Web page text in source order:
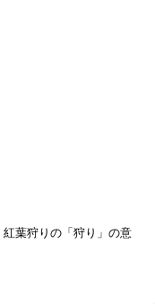
紅葉狩りの「狩り」の意